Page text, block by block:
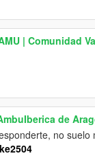
| Comunidad
de
no suelo